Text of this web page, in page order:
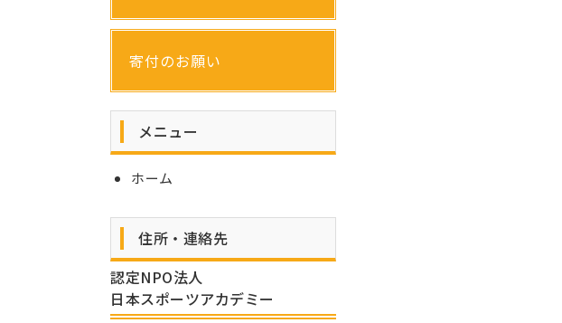
寄付のお願い
メニュー
ホーム
住所・連絡先
認定NPO法人
日本スポーツアカデミー